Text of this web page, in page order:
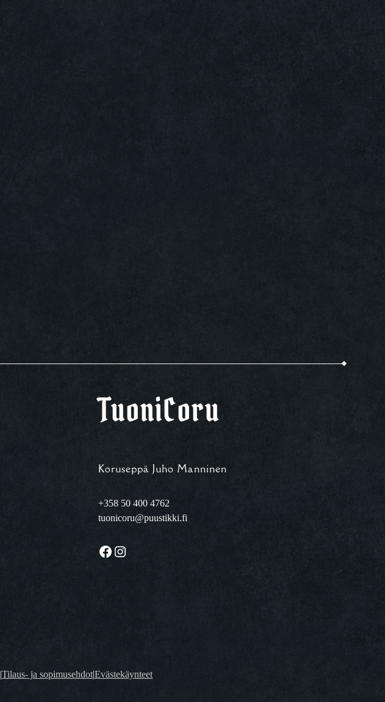
TuoniCoru
Koruseppä Juho Manninen
+358 50 400 4762
tuonicoru@puustikki.fi
Facebook Instagram
|Tilaus- ja sopimusehdot|Evästekäynteet